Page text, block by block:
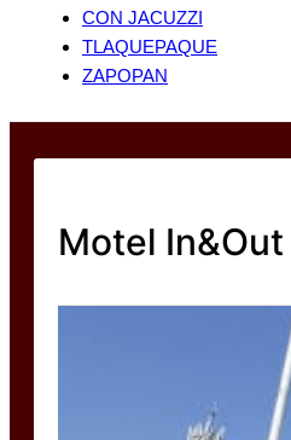
CON JACUZZI
TLAQUEPAQUE
ZAPOPAN
Motel